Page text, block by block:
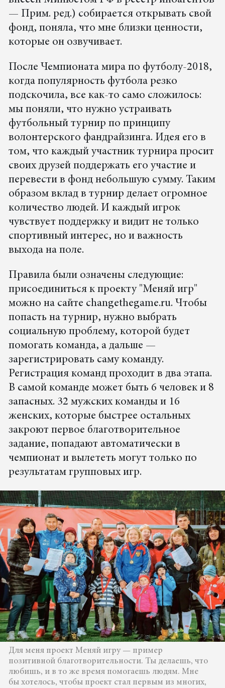
— Прим. ред.) собирается открывать свой
фонд, поняла, что мне близки ценности,
которые он озвучивает.
После Чемпионата мира по футболу-2018,
когда популярность футбола резко
подскочила, все как-то само сложилось:
мы поняли, что нужно устраивать
футбольный турнир по принципу
волонтерского фандрайзинга. Идея его в
том, что каждый участник турнира просит
своих друзей поддержать его участие и
перевести в фонд небольшую сумму. Таким
образом вклад в турнир делает огромное
количество людей. И каждый игрок
чувствует поддержку и видит не только
спортивный интерес, но и важность
выхода на поле.
Правила были означены следующие:
присоединиться к проекту "Меняй игр"
можно на сайте сhangethegame.ru. Чтобы
попасть на турнир, нужно выбрать
социальную проблему, которой будет
помогать команда, а дальше —
зарегистрировать саму команду.
Регистрация команд проходит в два этапа.
В самой команде может быть 6 человек и 8
запасных. 32 мужских команды и 16
женских, которые быстрее остальных
закроют первое благотворительное
задание, попадают автоматически в
чемпионат и вылететь могут только по
результатам групповых игр.
Для меня проект Меняй игру — пример
позитивной благотворительности. Ты делаешь, что
любишь, и в то же время помогаешь людям. Мне
бы хотелось, чтобы проект стал первым из многих,